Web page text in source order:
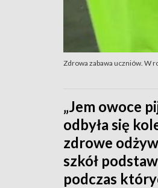
Zdrowa zabawa uczniów. W
„Jem owoce
odbyła się
zdrowe
szkół
podczas